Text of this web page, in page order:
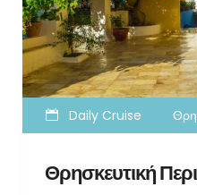
Daily Cruise
Θρησκευτική